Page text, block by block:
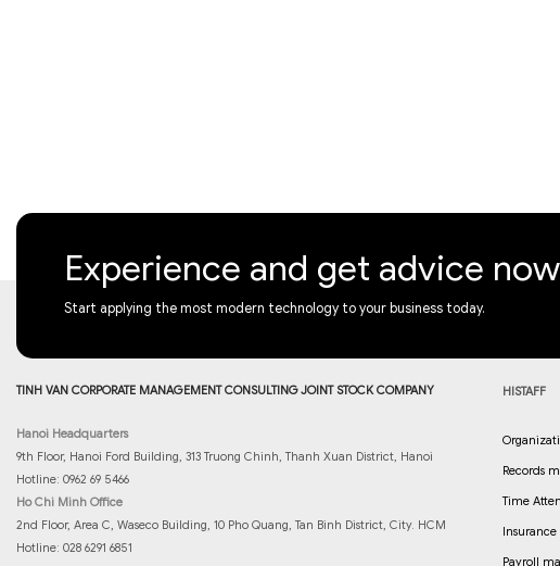
Experience and get advice now
Start applying the most modern technology to your business today.
TINH VAN CORPORATE MANAGEMENT CONSULTING JOINT STOCK COMPANY
Hanoi Headquarters
9th Floor, Hanoi Ford Building, 313 Truong Chinh, Thanh Xuan District, Hanoi
Hotline: 0962 69 5466
Ho Chi Minh Office
2nd Floor, Area C, Waseco Building, 10 Pho Quang, Tan Binh District, City. HCM
Hotline: 028 6291 6851
HISTAFF
Records
Time
Payroll